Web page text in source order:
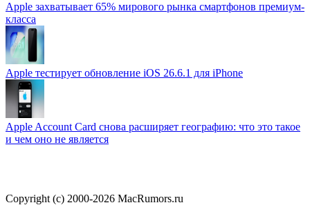
Apple захватывает 65% мирового рынка смартфонов премиум-
класса
Apple тестирует обновление iOS 26.6.1 для iPhone
Apple Account Card снова расширяет географию: что это такое
и чем оно не является
Copyright (c) 2000-2026 MacRumors.ru